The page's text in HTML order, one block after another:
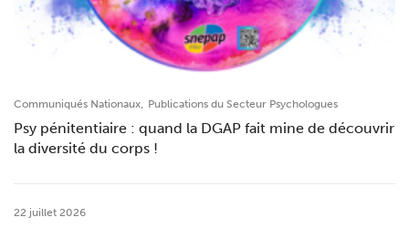
Communiqués Nationaux, Publications du Secteur Psychologues
Psy pénitentiaire : quand la DGAP fait mine de découvrir
la diversité du corps !
22 juillet 2026